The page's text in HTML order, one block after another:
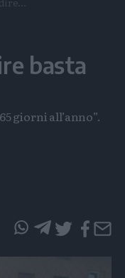
basta
giorni all’anno”.